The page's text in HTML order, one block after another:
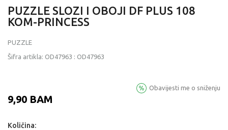
PUZZLE SLOZI I OBOJI DF PLUS 108
KOM-PRINCESS
PUZZLE
Šifra artikla: OD47963 : OD47963
9,90 BAM
Obavijesti me o sniženju
Količina: